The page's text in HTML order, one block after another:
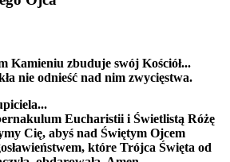
Kamieniu zbuduje swój Kościół...
nie odnieść nad nim zwycięstwa.
Eucharistii i Świetlistą Różę
Cię, abyś nad Świętym Ojcem
które Trójca Święta od